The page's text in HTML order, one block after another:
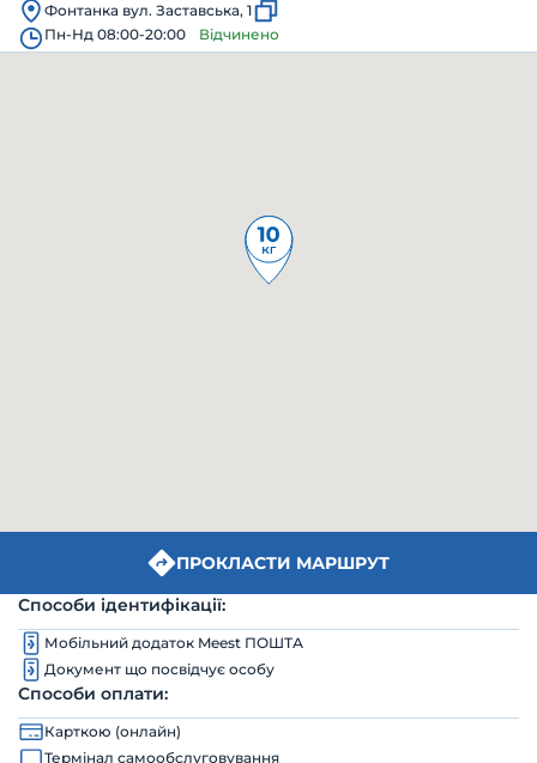
Фонтанка вул. Заставська, 1
Пн-Нд 08:00-20:00
Відчинено
ПРОКЛАСТИ МАРШРУТ
Способи ідентифікації:
Мобільний додаток Meest ПОШТА
Документ що посвідчує особу
Способи оплати:
Карткою (онлайн)
Термінал самообслуговування